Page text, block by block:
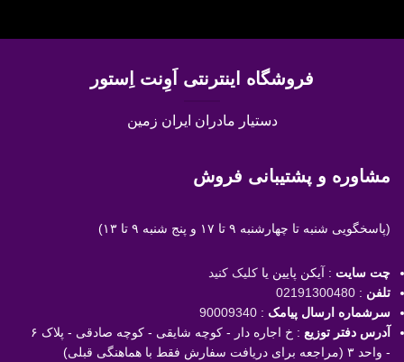
فروشگاه اینترنتی اَوِنت اِستور
دستیار مادران ایران زمین
مشاوره و پشتیبانی فروش
(پاسخگویی شنبه تا چهارشنبه ۹ تا ۱۷ و پنج شنبه ۹ تا ۱۳)
چت سایت : آیکن پایین یا کلیک کنید
تلفن :
02191300480
سرشماره ارسال پیامک :
90009340
آدرس دفتر توزیع
: خ اجاره دار - کوچه شایقی - کوچه صادقی - پلاک ۶
- واحد ۳ (مراجعه برای دریافت سفارش فقط با هماهنگی قبلی)